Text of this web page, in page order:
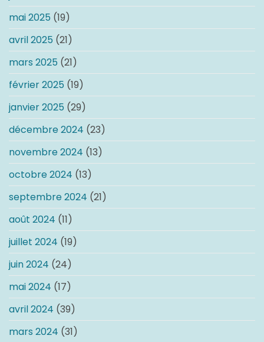
mai 2025 (19)
avril 2025 (21)
mars 2025 (21)
février 2025 (19)
janvier 2025 (29)
décembre 2024 (23)
novembre 2024 (13)
octobre 2024 (13)
septembre 2024 (21)
août 2024 (11)
juillet 2024 (19)
juin 2024 (24)
mai 2024 (17)
avril 2024 (39)
mars 2024 (31)